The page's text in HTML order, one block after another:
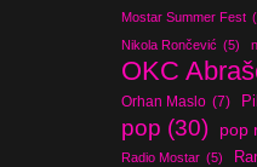
Mostar Summer Fest
Nikola Rončević (5)
OKC
Orhan Maslo (7)
pop (30) pop
Radio Mostar (5)